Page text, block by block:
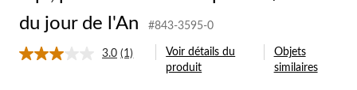
du jour de l'An
#843-3595-0
3.0 Lire
(1)
Voir détails du
produit
Objets
similaires